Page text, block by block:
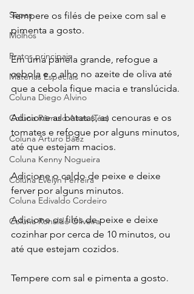
Sopas
Molhos
Pratos principais
Matérias Especiais
Coluna Diego Alvino
Coluna Rômulo Aires (Téo)
Coluna Arturo Báez
Coluna Kenny Nogueira
Coluna Evelyn Ferreira
Coluna Edivaldo Cordeiro
Coluna Ronaldo Oliveira
Tempere os filés de peixe com sal e
pimenta a gosto.
Em uma panela grande, refogue a
cebola e o alho no azeite de oliva até
que a cebola fique macia e translúcida.
Adicione as batatas, as cenouras e os
tomates e refogue por alguns minutos,
até que estejam macios.
Adicione o caldo de peixe e deixe
ferver por alguns minutos.
Adicione os filés de peixe e deixe
cozinhar por cerca de 10 minutos, ou
até que estejam cozidos.
Tempere com sal e pimenta a gosto.